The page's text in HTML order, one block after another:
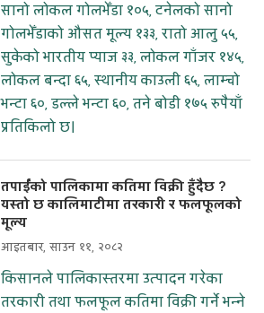
सानो लोकल गोलभेँडा १०५, टनेलको सानो
गोलभेँडाको औसत मूल्य १३३, रातो आलु ५५,
सुकेको भारतीय प्याज ३३, लोकल गाँजर १४५,
लोकल बन्दा ६५, स्थानीय काउली ६५, लाम्चो
भन्टा ६०, डल्ले भन्टा ६०, तने बोडी १७५ रुपैयाँ
प्रतिकिलो छ।
तपाईंको पालिकामा कतिमा विक्री हुँदैछ ?
यस्तो छ कालिमाटीमा तरकारी र फलफूलको
मूल्य
आइतबार, साउन ११, २०८२
किसानले पालिकास्तरमा उत्पादन गरेका
तरकारी तथा फलफूल कतिमा विक्री गर्ने भन्ने